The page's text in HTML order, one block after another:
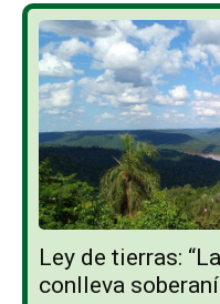
Ley de tierras:
conlleva